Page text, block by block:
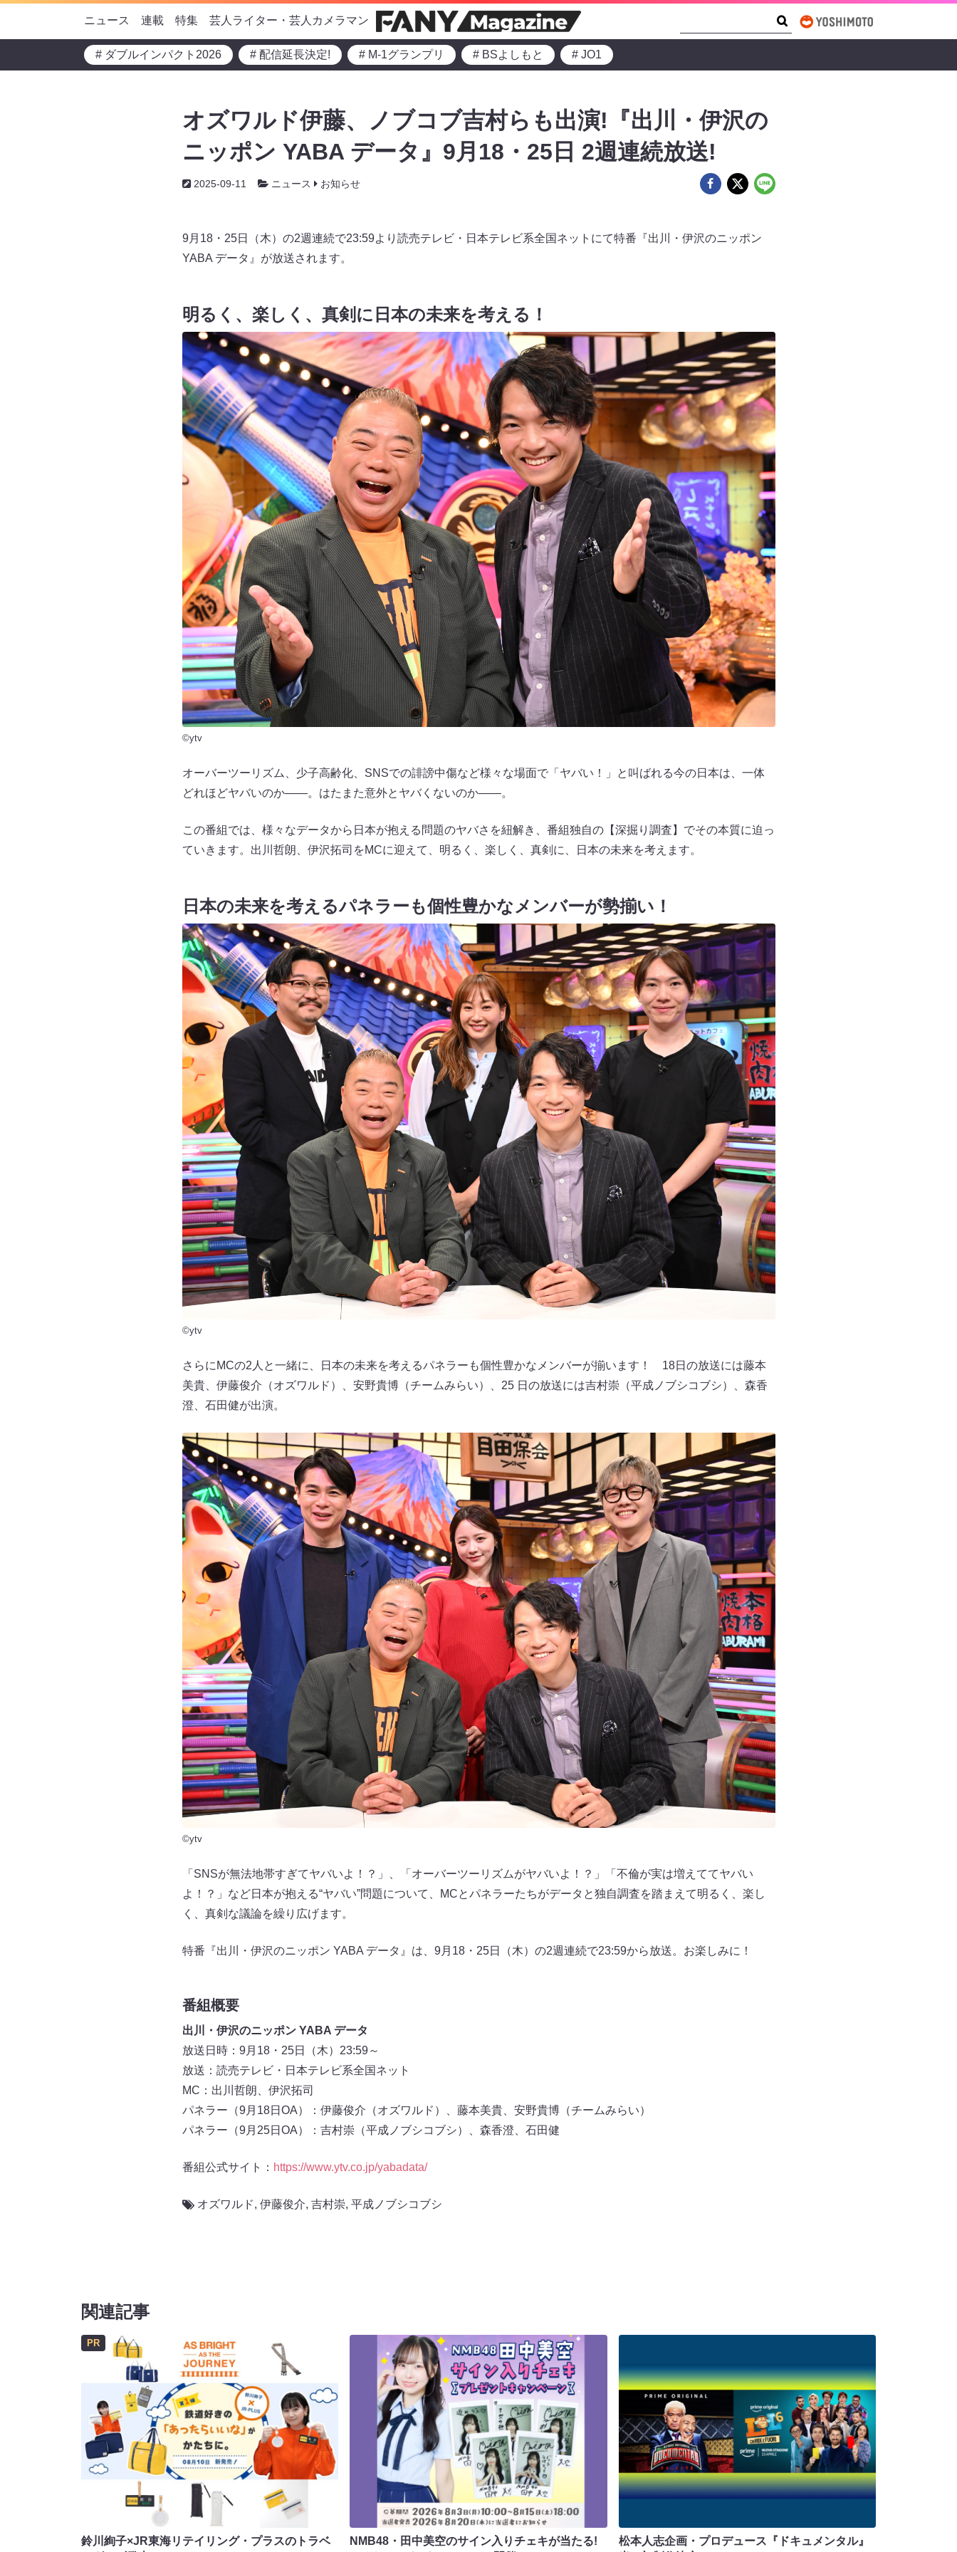
ニュース 連載 特集 芸人ライター・芸人カメラマン
# ダブルインパクト2026 # 配信延長決定! # M-1グランプリ # BSよしもと # JO1
オズワルド伊藤、ノブコブ吉村らも出演!『出川・伊沢の
ニッポン YABA データ』9月18・25日 2週連続放送!
2025-09-11 ニュース お知らせ
9月18・25日（木）の2週連続で23:59より読売テレビ・日本テレビ系全国ネットにて特番『出川・伊沢のニッポン
YABA データ』が放送されます。
明るく、楽しく、真剣に日本の未来を考える！
©ytv
オーバーツーリズム、少子高齢化、SNSでの誹謗中傷など様々な場面で「ヤバい！」と叫ばれる今の日本は、一体
どれほどヤバいのか——。はたまた意外とヤバくないのか——。
この番組では、様々なデータから日本が抱える問題のヤバさを紐解き、番組独自の【深掘り調査】でその本質に迫っ
ていきます。出川哲朗、伊沢拓司をMCに迎えて、明るく、楽しく、真剣に、日本の未来を考えます。
日本の未来を考えるパネラーも個性豊かなメンバーが勢揃い！
©ytv
さらにMCの2人と一緒に、日本の未来を考えるパネラーも個性豊かなメンバーが揃います！ 18日の放送には藤本
美貴、伊藤俊介（オズワルド）、安野貴博（チームみらい）、25 日の放送には吉村崇（平成ノブシコブシ）、森香
澄、石田健が出演。
©ytv
「SNSが無法地帯すぎてヤバいよ！？」、「オーバーツーリズムがヤバいよ！？」「不倫が実は増えててヤバい
よ！？」など日本が抱える“ヤバい”問題について、MCとパネラーたちがデータと独自調査を踏まえて明るく、楽し
く、真剣な議論を繰り広げます。
特番『出川・伊沢のニッポン YABA データ』は、9月18・25日（木）の2週連続で23:59から放送。お楽しみに！
番組概要
出川・伊沢のニッポン YABA データ
放送日時：9月18・25日（木）23:59～
放送：読売テレビ・日本テレビ系全国ネット
MC：出川哲朗、伊沢拓司
パネラー（9月18日OA）：伊藤俊介（オズワルド）、藤本美貴、安野貴博（チームみらい）
パネラー（9月25日OA）：吉村崇（平成ノブシコブシ）、森香澄、石田健
番組公式サイト： https://www.ytv.co.jp/yabadata/
オズワルド, 伊藤俊介, 吉村崇, 平成ノブシコブシ
関連記事
PR
鈴川絢子×JR東海リテイリング・プラスのトラベ
NMB48・田中美空のサイン入りチェキが当たる!
松本人志企画・プロデュース『ドキュメンタル』